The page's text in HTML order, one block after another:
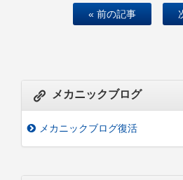
« 前の記事
メカニックブログ
メカニックブログ復活